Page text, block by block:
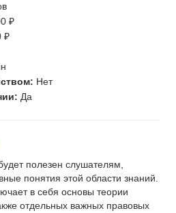
₽
₽
Нет
Да
полезен слушателям,
понятия этой области знаний.
в себя основы теории
отдельных важных правовых